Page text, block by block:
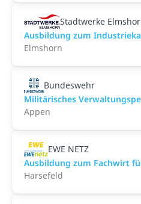
Stadtwerke
Ausbildung zum
Elmshorn
Bundeswehr
Militärisches
Appen
EWE NETZ
Ausbildung zum Fachwirt
Harsefeld